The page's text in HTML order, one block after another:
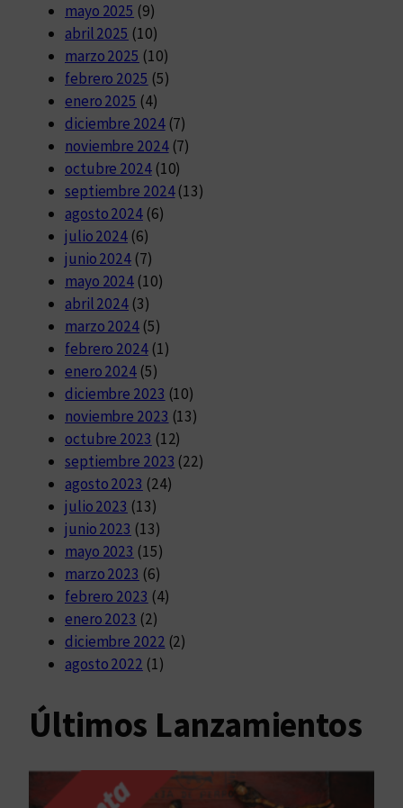
mayo 2025 (9)
abril 2025 (10)
marzo 2025 (10)
febrero 2025 (5)
enero 2025 (4)
diciembre 2024(7)
noviembre 2024(7)
octubre 2024(10)
septiembre 2024(13)
agosto 2024(6)
julio 2024 (6)
junio 2024 (7)
mayo 2024 (10)
abril 2024 (3)
marzo 2024 (5)
febrero 2024(1)
enero 2024 (5)
diciembre 2023 (10)
noviembre 2023 (13)
octubre 2023 (12)
septiembre 2023 (22)
agosto 2023 (24)
julio 2023 (13)
junio 2023 (13)
mayo 2023 (15)
marzo 2023 (6)
febrero 2023 (4)
enero 2023 (2)
diciembre 2022 (2)
agosto 2022 (1)
Últimos Lanzamientos